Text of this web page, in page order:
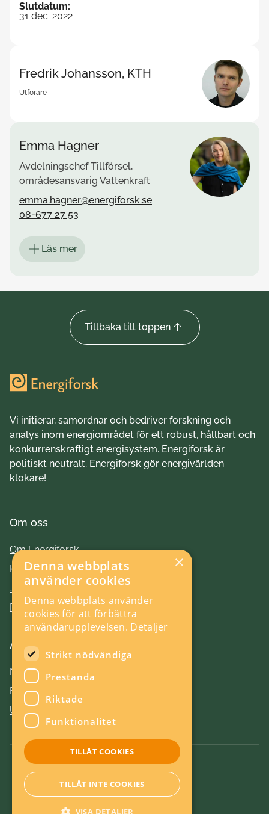
Slutdatum:
31 dec. 2022
Fredrik Johansson, KTH
Utförare
Emma Hagner
Avdelningschef Tillförsel,
områdesansvarig Vattenkraft
emma.hagner@energiforsk.se
08-677 27 53
Läs mer
Tillbaka till toppen
Vi initierar, samordnar och bedriver forskning och
analys inom energiområdet för ett robust, hållbart och
konkurrenskraftigt energisystem. Energiforsk är
politiskt neutralt. Energiforsk gör energivärlden
klokare!
Om oss
Om Energiforsk
Kontakt
Jobba hos oss
Press
Aktuellt
Nyheter
Evenemang
Utlysningar
Om kakor
Energieffektiv webb
×
Denna webbplats
använder cookies
Denna webbplats använder
cookies för att förbättra
användarupplevelsen. Detaljer
Strikt nödvändiga
Prestanda
Riktade
Funktionalitet
TILLÅT COOKIES
TILLÅT INTE COOKIES
VISA DETALJER